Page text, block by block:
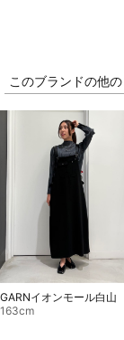
このブランドの他
GARNイオンモール白山
163cm